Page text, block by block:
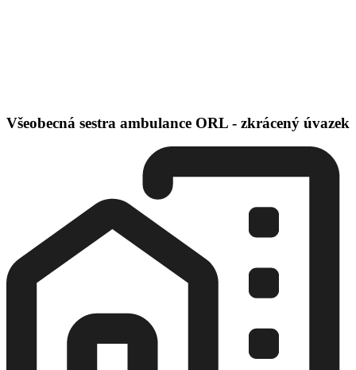
Všeobecná sestra ambulance ORL - zkrácený úvazek